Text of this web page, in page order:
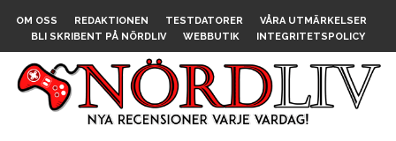
OM OSS REDAKTIONEN TESTDATORER
VÅRA UTMÄRKELSER
BLI SKRIBENT PÅ NÖRDLIV
WEBBUTIK INTEGRITETSPOLICY